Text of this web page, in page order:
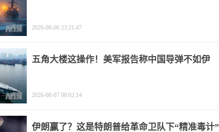
2026-08-06 23:21:47
五角大楼这操作！美军报告称中国导弹不如伊
2026-08-07 00:02:14
伊朗赢了？这是特朗普给革命卫队下“精准毒计”